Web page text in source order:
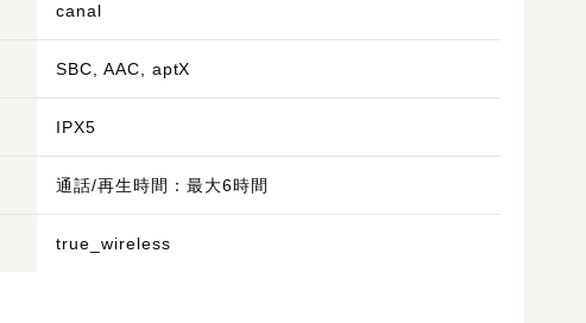
canal
SBC, AAC, aptX
IPX5
通話/再生時間：最大6時間
true_wireless